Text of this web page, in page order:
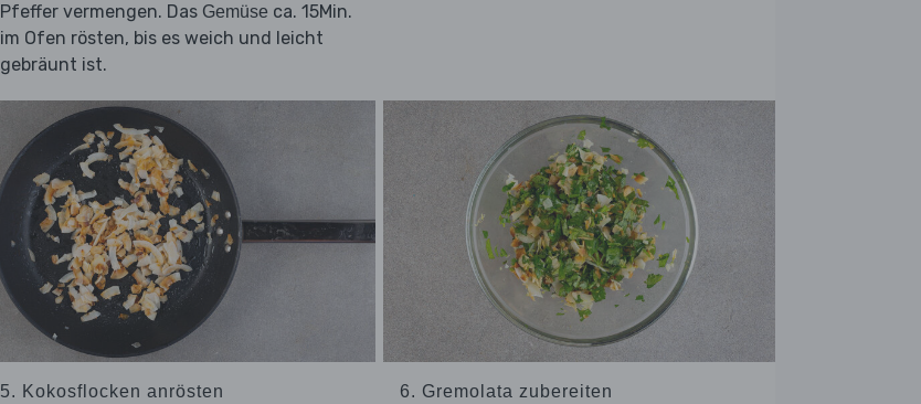
Pfeffer vermengen. Das Gemüse ca. 15Min.
im Ofen rösten, bis es weich und leicht
gebräunt ist.
5. Kokosflocken anrösten 6. Gremolata zubereiten